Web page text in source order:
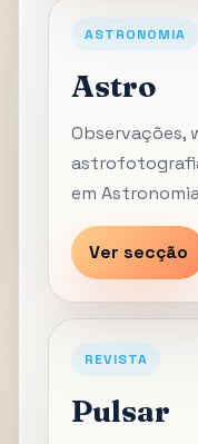
ASTRONOMIA
Astro
Observações,
em
Ver secção
REVISTA
Pulsar